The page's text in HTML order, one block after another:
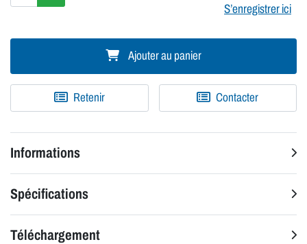
S’enregistrer ici
Ajouter au panier
Retenir Contacter
Informations
Spécifications
Téléchargement